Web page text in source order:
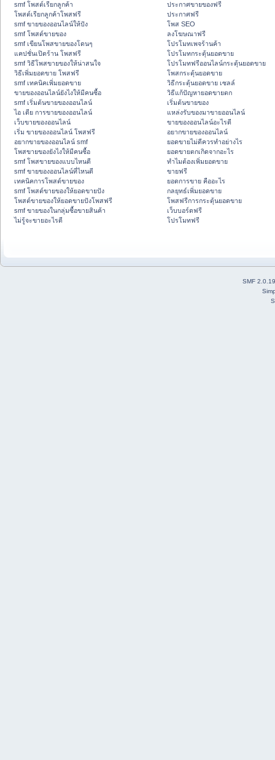
smf โพสต์เรียกลูกค้า
โพสต์เรียกลูกค้าโพสฟรี
smf ขายของออนไลน์ให้ปัง
smf โพสต์ขายของ
smf เขียนโพสขายของโดนๆ
แคปชั่นเปิดร้าน โพสฟรี
smf วิธีโพสขายของให้น่าสนใจ
วิธีเพิ่มยอดขาย โพสฟรี
smf เทคนิคเพิ่มยอดขาย
ขายของออนไลน์ยังไงให้มีคนซื้อ
smf เริ่มต้นขายของออนไลน์
ไอ เดีย การขายของออนไลน์
เว็บขายของออนไลน์
เริ่ม ขายของออนไลน์ โพสฟรี
อยากขายของออนไลน์ smf
โพสขายของยังไงให้มีคนซื้อ
smf โพสขายของแบบไหนดี
smf ขายของออนไลน์ที่ไหนดี
เทคนิคการโพสต์ขายของ
smf โพสต์ขายของให้ยอดขายปัง
โพสต์ขายของให้ยอดขายปังโพสฟรี
smf ขายของในกลุ่มซื้อขายสินค้า
ไม่รู้จะขายอะไรดี
ประกาศขายของฟรี
ประกาศฟรี
โพส SEO
ลงโฆษณาฟรี
โปรโมทเพจร้านค้า
โปรโมทกระตุ้นยอดขาย
โปรโมทฟรีออนไลน์กระตุ้นยอดขาย
โพสกระตุ้นยอดขาย
วิธีกระตุ้นยอดขาย เซลล์
วิธีแก้ปัญหายอดขายตก
เริ่มต้นขายของ
แหล่งรับของมาขายออนไลน์
ขายของออนไลน์อะไรดี
อยากขายของออนไลน์
ยอดขายไม่ดีควรทำอย่างไร
ยอดขายตกเกิดจากอะไร
ทำไมต้องเพิ่มยอดขาย
ขายฟรี
ยอดการขาย คืออะไร
กลยุทธ์เพิ่มยอดขาย
โพสฟรีการกระตุ้นยอดขาย
เว็บบอร์ดฟรี
โปรโมทฟรี
SMF 2.0.19